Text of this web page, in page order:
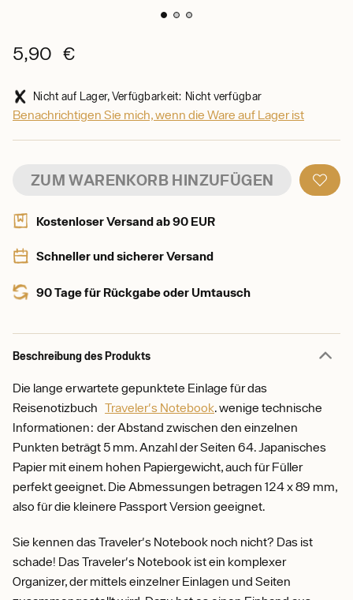
5,90 €
Nicht auf Lager, Verfügbarkeit: Nicht verfügbar
Benachrichtigen Sie mich, wenn die Ware auf Lager ist
ZUM WARENKORB HINZUFÜGEN
Kostenloser Versand ab 90 EUR
Schneller und sicherer Versand
90 Tage für Rückgabe oder Umtausch
Beschreibung des Produkts
Die lange erwartete gepunktete Einlage für das
Reisenotizbuch Traveler's Notebook . wenige technische
Informationen: der Abstand zwischen den einzelnen
Punkten beträgt 5 mm. Anzahl der Seiten 64. Japanisches
Papier mit einem hohen Papiergewicht, auch für Füller
perfekt geeignet. Die Abmessungen betragen 124 x 89 mm,
also für die kleinere Passport Version geeignet.
Sie kennen das Traveler's Notebook noch nicht? Das ist
schade! Das Traveler's Notebook ist ein komplexer
Organizer, der mittels einzelner Einlagen und Seiten